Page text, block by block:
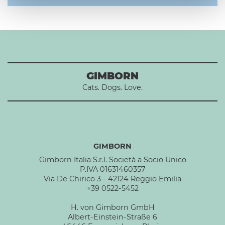
GIMBORN
Cats. Dogs. Love.
GIMBORN
Gimborn Italia S.r.l. Società a Socio Unico
P.IVA 01631460357
Via De Chirico 3 - 42124 Reggio Emilia
+39 0522-5452
H. von Gimborn GmbH
Albert-Einstein-Straße 6